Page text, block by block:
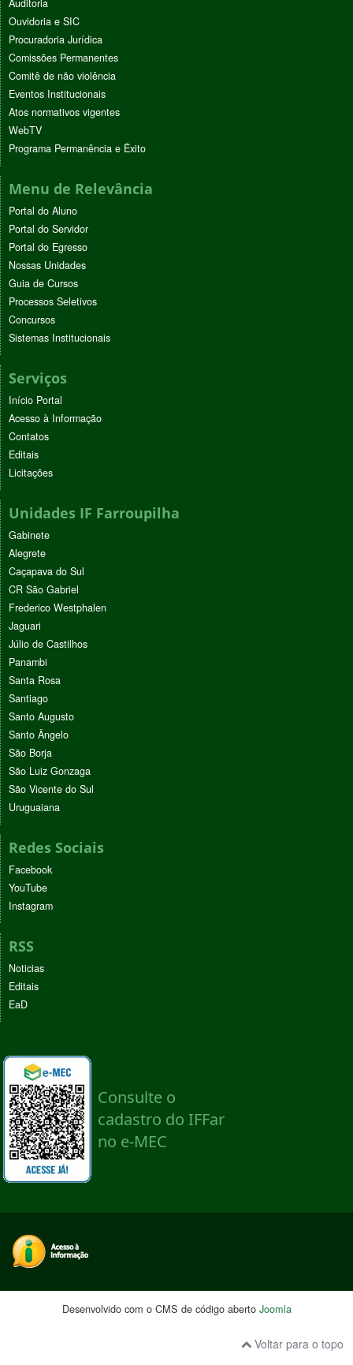
Auditoria
Ouvidoria e SIC
Procuradoria Jurídica
Comissões Permanentes
Comitê de não violência
Eventos Institucionais
Atos normativos vigentes
WebTV
Programa Permanência e Êxito
Menu de Relevância
Portal do Aluno
Portal do Servidor
Portal do Egresso
Nossas Unidades
Guia de Cursos
Processos Seletivos
Concursos
Sistemas Institucionais
Serviços
Início Portal
Acesso à Informação
Contatos
Editais
Licitações
Unidades IF Farroupilha
Gabinete
Alegrete
Caçapava do Sul
CR São Gabriel
Frederico Westphalen
Jaguari
Júlio de Castilhos
Panambi
Santa Rosa
Santiago
Santo Augusto
Santo Ângelo
São Borja
São Luiz Gonzaga
São Vicente do Sul
Uruguaiana
Redes Sociais
Facebook
YouTube
Instagram
RSS
Noticias
Editais
EaD
Desenvolvido com o CMS de código aberto Joomla
Voltar para o topo